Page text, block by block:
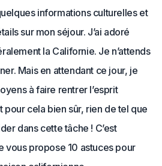
informations culturelles et
sur mon séjour. J’ai adoré
la Californie. Je n’attends
Mais en attendant ce jour, je
à faire rentrer l’esprit
pour cela bien sûr, rien de tel que
dans cette tâche ! C’est
vous propose 10 astuces pour